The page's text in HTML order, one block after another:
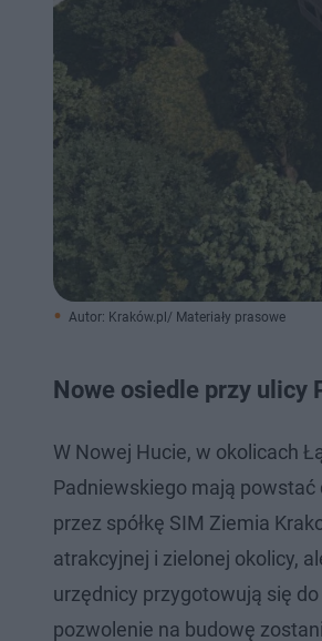
Autor: Kraków.pl/ Materiały prasowe
Nowe osiedle przy ulicy
W Nowej Hucie, w okolicach
Padniewskiego mają powstać
przez spółkę SIM Ziemia
atrakcyjnej i zielonej okolicy,
urzędnicy przygotowują się
pozwolenie na budowę